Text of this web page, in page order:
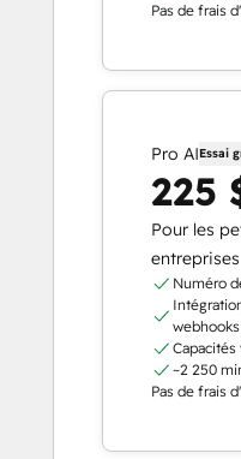
Pas de frais
Pro AIEssai
225
Pour les
entreprises
Numéro
~2 250
Pas de frais